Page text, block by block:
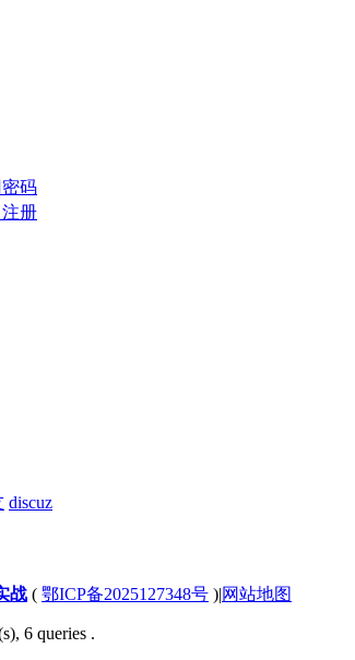
码
册
discuz
战 ( 鄂ICP备2025127348号 )|网站地图
6 queries .